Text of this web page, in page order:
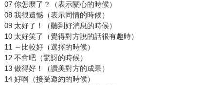
07 你怎麼了？（表示關心的時候）
08 我很遺憾（表示同情的時候）
09 太好了！（聽到好消息的時候）
10 太好笑了（覺得對方說的話很有趣時）
11 ～比較好（選擇的時候）
12 不會吧（驚訝的時候）
13 做得好！（讚美對方的成果）
14 好啊（接受邀約的時候）